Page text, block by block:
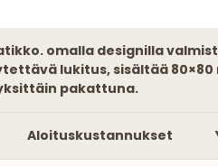
lukitus, sisältää 80×80
pakattuna.
Aloituskustannukset